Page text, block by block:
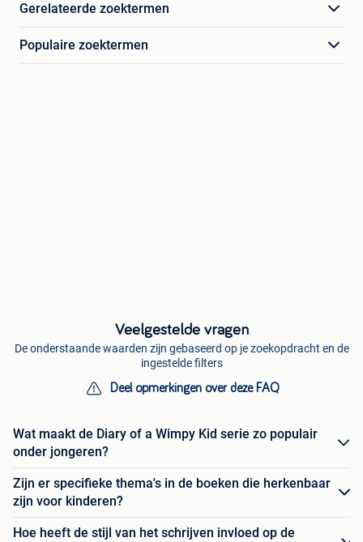
Gerelateerde zoektermen
Populaire zoektermen
Veelgestelde vragen
De onderstaande waarden zijn gebaseerd op je zoekopdracht en de
ingestelde filters
Deel opmerkingen over deze FAQ
Wat maakt de Diary of a Wimpy Kid serie zo populair
onder jongeren?
Zijn er specifieke thema's in de boeken die herkenbaar
zijn voor kinderen?
Hoe heeft de stijl van het schrijven invloed op de